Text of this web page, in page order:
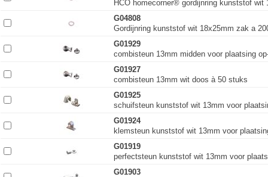
HCO homecorner® gordijnring kunststof wit
G04808
Gordijnring kunststof wit 18x25mm zak a
G01929
combisteun 13mm midden voor plaatsing
G01927
combisteun 13mm wit doos à 50 stuks
G01925
schuifsteun kunststof wit 13mm voor
G01924
klemsteun kunststof wit 13mm voor
G01919
perfectsteun kunststof wit 13mm voor
G01903